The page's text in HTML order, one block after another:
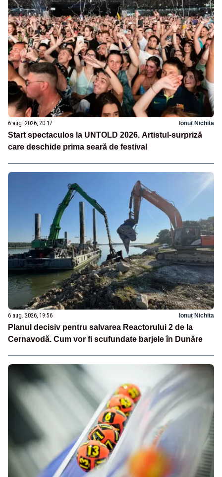
6 aug. 2026, 20:17 Ionuț Nichita
Start spectaculos la UNTOLD 2026. Artistul-surpriză
care deschide prima seară de festival
6 aug. 2026, 19:56 Ionuț Nichita
Planul decisiv pentru salvarea Reactorului 2 de la
Cernavodă. Cum vor fi scufundate barjele în Dunăre